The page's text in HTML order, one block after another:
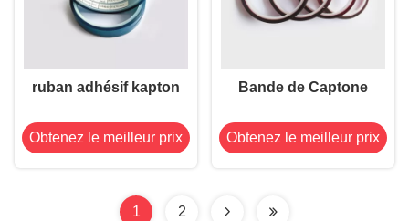
ruban adhésif kapton
Obtenez le meilleur prix
Bande de Captone
Obtenez le meilleur prix
1 2